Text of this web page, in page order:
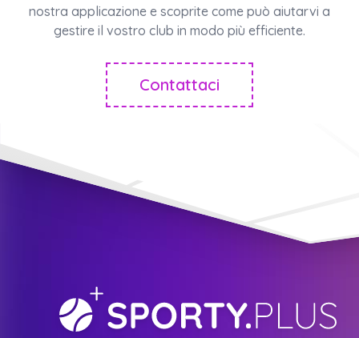
nostra applicazione e scoprite come può aiutarvi a
gestire il vostro club in modo più efficiente.
Contattaci